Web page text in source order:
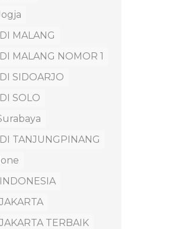
MALANG
MALANG NOMOR 1
SIDOARJO
SOLO
TANJUNGPINANG
TERBAIK